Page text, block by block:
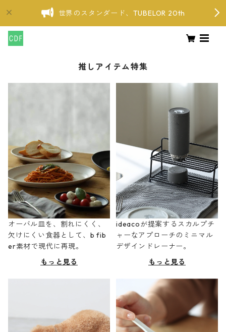
世界のスタンダード、TUBELOR 20th
推しアイテム特集
オーバル皿を、割れにくく、
欠けにくい食器として、b fib
er素材で現代に再現。
もっと見る
ideacoが提案するスカルプチ
ャーなアプローチのミニマル
デザインドレーナー。
もっと見る